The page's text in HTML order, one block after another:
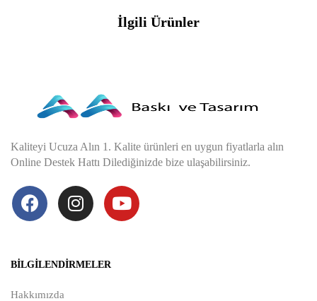
İlgili Ürünler
Kaliteyi Ucuza Alın 1. Kalite ürünleri en uygun fiyatlarla alın
Online Destek Hattı Dilediğinizde bize ulaşabilirsiniz.
BILGILENDIRMELER
Hakkımızda